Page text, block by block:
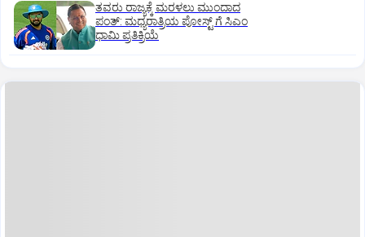
ತವರು ರಾಜ್ಯಕ್ಕೆ ಮರಳಲು ಮುಂದಾದ
ಪಂತ್:‌ ಮಧ್ಯರಾತ್ರಿಯ ಪೋಸ್ಟ್‌ ಗೆ ಸಿಎಂ
ಧಾಮಿ ಪ್ರತಿಕ್ರಿಯೆ